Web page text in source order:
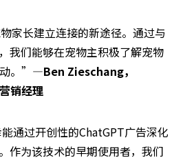
家长建立连接的新途径。通过与
我们能够在宠物主积极了解宠物
。” —Ben Zieschang，
销经理
通过开创性的ChatGPT广告深化
作为该技术的早期使用者，我们